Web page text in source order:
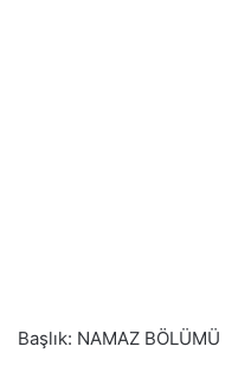
Başlık: NAMAZ BÖLÜMÜ